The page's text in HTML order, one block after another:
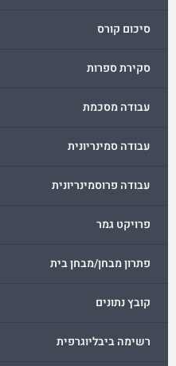
סיכום קורס
סקירת ספרות
עבודה מסכמת
עבודה סמינריונית
עבודה פרוסמינריונית
פרויקט גמר
פתרון מבחן/מבחן בית
קובץ נתונים
רשימה ביבליוגרפית